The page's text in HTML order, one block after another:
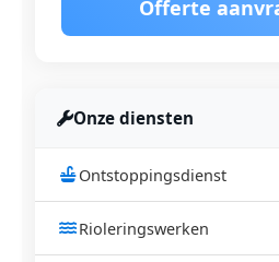
Offerte
Onze diensten
Ontstoppingsdienst
Rioleringswerken